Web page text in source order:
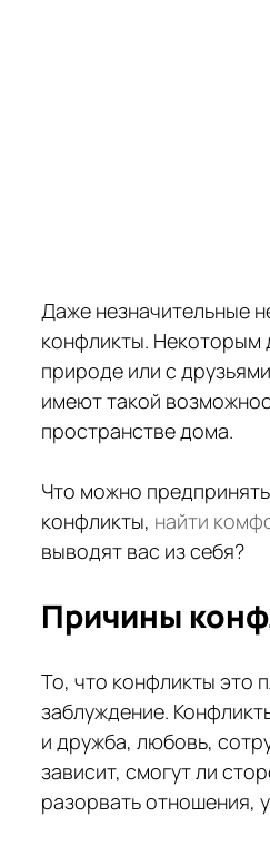
Даже незначительные
конфликты. Некоторым
природе или с
имеют такой
пространстве дома.
Что можно
конфликты, найти
выводят вас из себя?
Причины
То, что конфликты это
заблуждение.
и дружба, любовь,
зависит, смогут ли
разорвать отношения,